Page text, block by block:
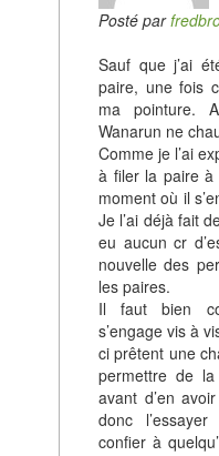
Posté par
Sauf que j’ai
paire, une fois
ma pointure.
Wanarun ne
Comme je l’ai
à filer la paire à
moment où il
Je l’ai déjà fait
eu aucun cr
nouvelle des
les paires.
Il faut bien
s’engage vis à
ci prêtent une
permettre de
avant d’en
donc
confier à